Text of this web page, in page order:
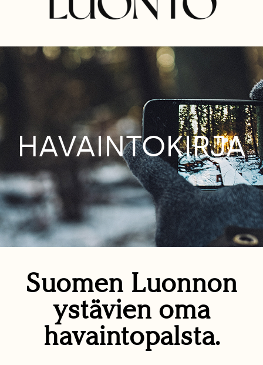
HAVAINTOKIRJA
Suomen Luonnon
ystävien oma
havaintopalsta.